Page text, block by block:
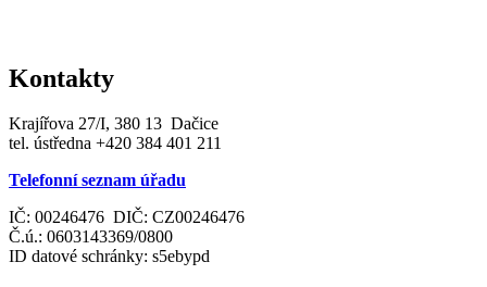
Kontakty
Krajířova 27/I, 380 13 Dačice
tel. ústředna +420 384 401 211
Telefonní seznam úřadu
IČ: 00246476 DIČ: CZ00246476
Č.ú.: 0603143369/0800
ID datové schránky: s5ebypd